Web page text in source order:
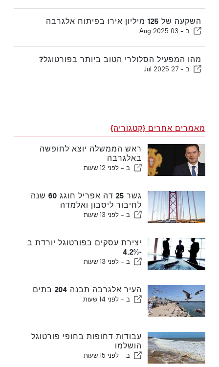
השקעה של 125 מיליון אירו בפיתוח אלגרבה
ב - 03 Aug 2025
מהו המפעיל הסלולרי הטוב ביותר בפורטוגל?
ב - 27 Jul 2025
מאמרים אחרים {קטגוריה}
ראש הממשלה יוצא לחופשה
באלגרבה
ב - לפני 12 שעות
גשר 25 דה אפריל חוגג 60 שנה
לחיבור ליסבון ואלמדה
ב - לפני 13 שעות
יצירת עסקים בפורטוגל יורדת ב
-4.2%
ב - לפני 13 שעות
העיר אלגרבה תבנה 204 בתים
ב - לפני 14 שעות
עבודות דחופות בחופי פורטוגל
הושלמו
ב - לפני 15 שעות